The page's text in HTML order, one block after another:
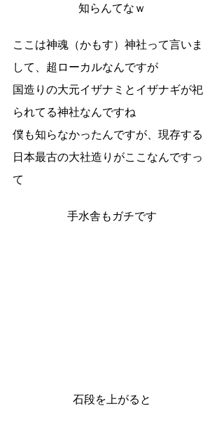
知らんてなｗ
ここは神魂（かもす）神社って言いま
して、超ローカルなんですが
国造りの大元イザナミとイザナギが祀
られてる神社なんですね
僕も知らなかったんですが、現存する
日本最古の大社造りがここなんですっ
て
手水舎もガチです
石段を上がると